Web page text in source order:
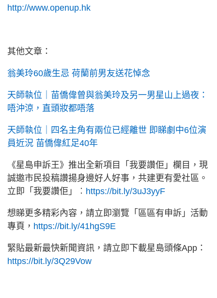
http://www.openup.hk
其他文章：
翁美玲60歲生忌 荷蘭前男友送花悼念
天師執位｜苗僑偉曾與翁美玲及另一男星山上過夜：
唔沖涼，直頭妝都唔落
天師執位｜四名主角有兩位已經離世 即睇劇中6位演
員近況 苗僑偉紅足40年
《星島申訴王》推出全新項目「我要讚佢」欄目，現
誠邀市民投稿讚揚身邊好人好事，共建更有愛社區。
立即「我要讚佢」︰ https://bit.ly/3uJ3yyF
想睇更多精彩內容，請立即瀏覽「區區有申訴」活動
專頁， https://bit.ly/41hgS9E
緊貼最新最快新聞資訊，請立即下載星島頭條App：
https://bit.ly/3Q29Vow